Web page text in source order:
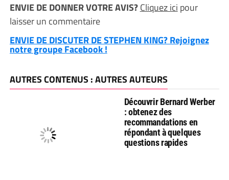
ENVIE DE DONNER VOTRE AVIS?Cliquez ici pour
laisser un commentaire
ENVIE DE DISCUTER DE STEPHEN KING? Rejoignez
notre groupe Facebook !
AUTRES CONTENUS : AUTRES AUTEURS
Découvrir Bernard Werber
: obtenez des
recommandations en
répondant à quelques
questions rapides